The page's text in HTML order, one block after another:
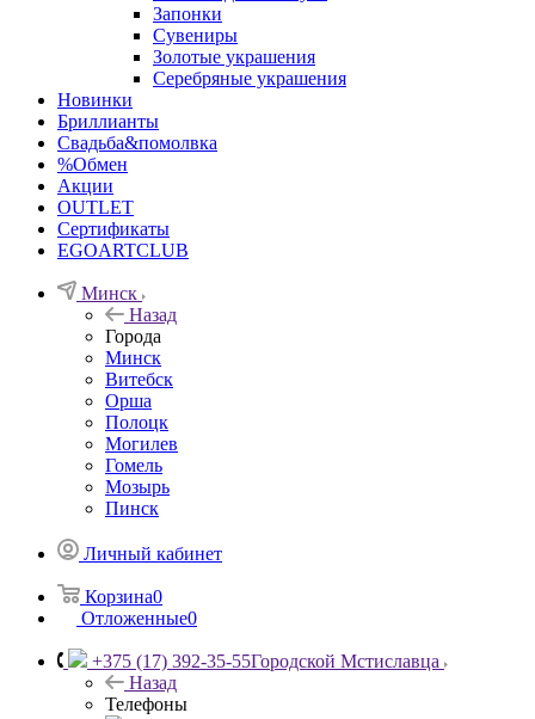
Запонки
Сувениры
Золотые украшения
Серебряные украшения
Новинки
Бриллианты
Свадьба&помолвка
%Обмен
Акции
OUTLET
Сертификаты
EGOARTCLUB
Минск
Назад
Города
Минск
Витебск
Орша
Полоцк
Могилев
Гомель
Мозырь
Пинск
Личный кабинет
Корзина0
Отложенные0
+375 (17) 392-35-55Городской Мстиславца
Назад
Телефоны